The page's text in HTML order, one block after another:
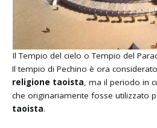
Il Tempio del cielo o Tempio del
Il tempio di Pechino è ora
religione taoista, ma il periodo in
che originariamente fosse utilizzato
taoista.